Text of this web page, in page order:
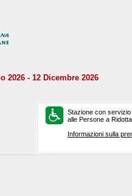
2026 - 12 Dicembre 2026
Stazione con
alle Persone a
Informazioni sulla